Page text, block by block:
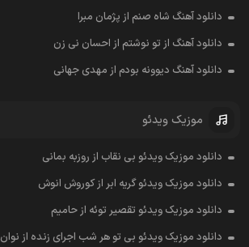
دانلود آهنگ شاه صنم از پژمان مبرا
دانلود آهنگ از تو نوشتم از احسان نی زن
دانلود آهنگ دیوونه بودم از مهدی جهانی
موزیک ویدئو
دانلود موزیک ویدئو بی نقاب از روزبه بمانی
دانلود موزیک ویدئو گریه ابر از کوروش انوش
دانلود موزیک ویدئو تقصیر توئه از حامیم
دانلود موزیک ویدئو بی تو هر شب اجرای زنده از نوان